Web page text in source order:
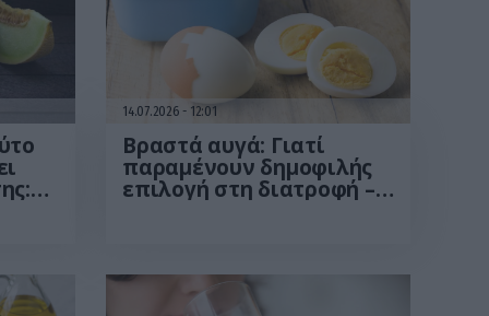
14.07.2026 12:01
Βραστά αυγά: Γιατί
παραμένουν δημοφιλής
επιλογή στη διατροφή –